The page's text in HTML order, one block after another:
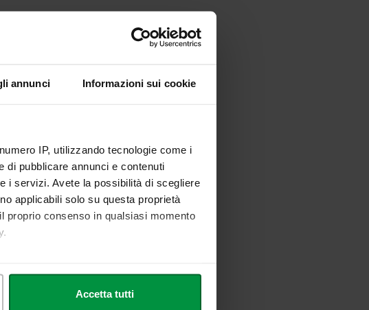
annunci Informazioni sui cookie
IP, utilizzando tecnologie come i
di pubblicare annunci e contenuti
i servizi. Avete la possibilità di scegliere
applicabili solo su questa proprietà
proprio consenso in qualsiasi momento
specifiche (impronte digitali).
Accetta tutti